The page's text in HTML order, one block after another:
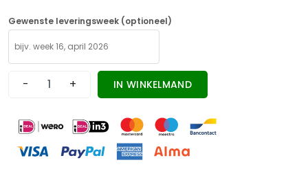
Gewenste leveringsweek (optioneel)
- + IN WINKELMAND